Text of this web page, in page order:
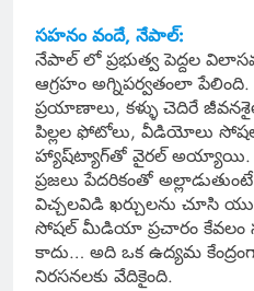
సహనం వందే, నేపాల్:
నేపాల్‌ లో ప్రభుత్వ పెద్దల
ఆగ్రహం అగ్నిపర్వతంలా పేలింది.
ప్రయాణాలు, కళ్ళు చెదిరే
పిల్లల ఫోటోలు, వీడియోలు
హ్యాష్‌ట్యాగ్‌తో వైరల్ అయ్యాయి.
ప్రజలు పేదరికంతో
విచ్చలవిడి ఖర్చులను చూసి
సోషల్ మీడియా ప్రచారం
కాదు… అది ఒక ఉద్యమ
నిరసనలకు వేదికైంది.